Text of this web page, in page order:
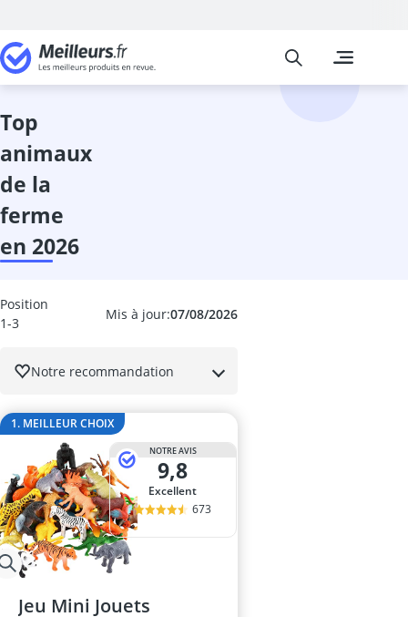
Jeux et Jouets
animal à
Meilleurs
top
animaux
de la
ferme
en 2026
Mis à jour:07/08/2026
Position
1-3
Notre recommandation
1. MEILLEUR CHOIX
NOTRE AVIS
9,8
Excellent
673
Jeu Mini Jouets